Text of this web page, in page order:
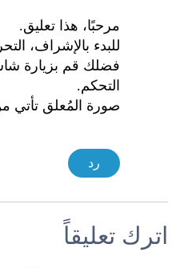
مرحبًا، هذا تعليق.
للبدء بالإشراف،
فضلك قم بزيارة
التحكم.
صورة المُعلق تأتي
رد
اترك تعليقاً